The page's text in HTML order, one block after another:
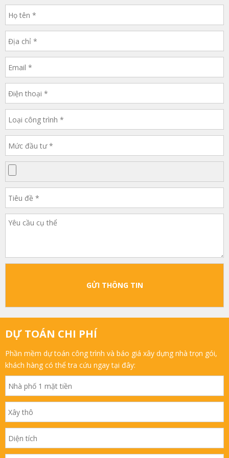
GỬI THÔNG TIN
DỰ TOÁN CHI PHÍ
Phần mềm dự toán công trình và báo giá xây dựng nhà trọn gói,
khách hàng có thể tra cứu ngay tại đây: